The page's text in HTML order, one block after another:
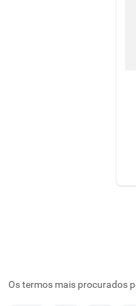
Os termos mais procurados